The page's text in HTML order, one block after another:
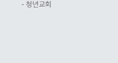
- 청년교회